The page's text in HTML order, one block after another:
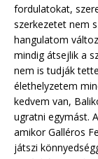
fordulatokat,
szerkezetet nem
hangulatom
mindig átsejlik a
nem is tudják
élethelyzetem
kedvem van,
ugratni egymást.
amikor Galléros
játszi